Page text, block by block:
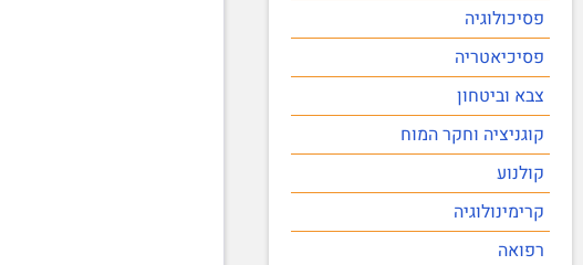
פסיכולוגיה
פסיכיאטריה
צבא וביטחון
קוגניציה וחקר המוח
קולנוע
קרימינולוגיה
רפואה